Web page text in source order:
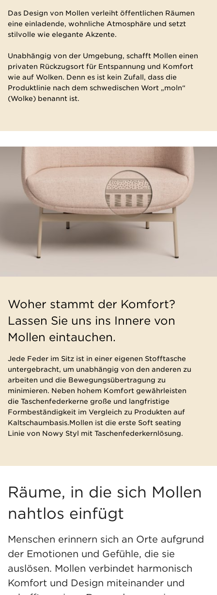
Das Design von Mollen verleiht öffentlichen Räumen
eine einladende, wohnliche Atmosphäre und setzt
stilvolle wie elegante Akzente.
Unabhängig von der Umgebung, schafft Mollen einen
privaten Rückzugsort für Entspannung und Komfort
wie auf Wolken. Denn es ist kein Zufall, dass die
Produktlinie nach dem schwedischen Wort „moln“
(Wolke) benannt ist.
Woher stammt der Komfort?
Lassen Sie uns ins Innere von
Mollen eintauchen.
Jede Feder im Sitz ist in einer eigenen Stofftasche
untergebracht, um unabhängig von den anderen zu
arbeiten und die Bewegungsübertragung zu
minimieren. Neben hohem Komfort gewährleisten
die Taschenfederkerne große und langfristige
Formbeständigkeit im Vergleich zu Produkten auf
Kaltschaumbasis.Mollen ist die erste Soft seating
Linie von Nowy Styl mit Taschenfederkernlösung.
Räume, in die sich Mollen
nahtlos einfügt
Menschen erinnern sich an Orte aufgrund
der Emotionen und Gefühle, die sie
auslösen. Mollen verbindet harmonisch
Komfort und Design miteinander und